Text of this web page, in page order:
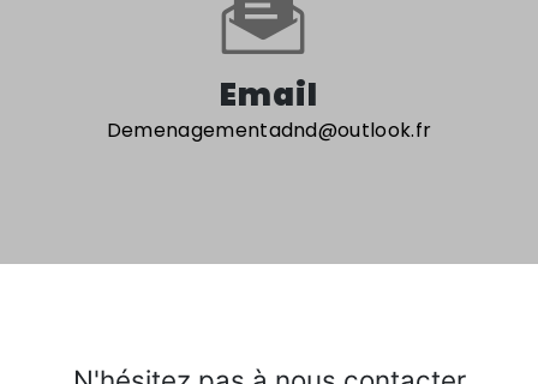
Email
demenagementadnd@outlook.fr